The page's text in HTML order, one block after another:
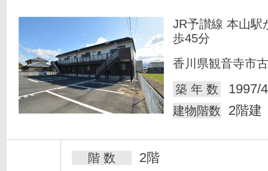
JR予讃線 本山駅
歩45分
香川県観音寺市
築 年 数
1997/
建物階数 2階建
階 数 2階